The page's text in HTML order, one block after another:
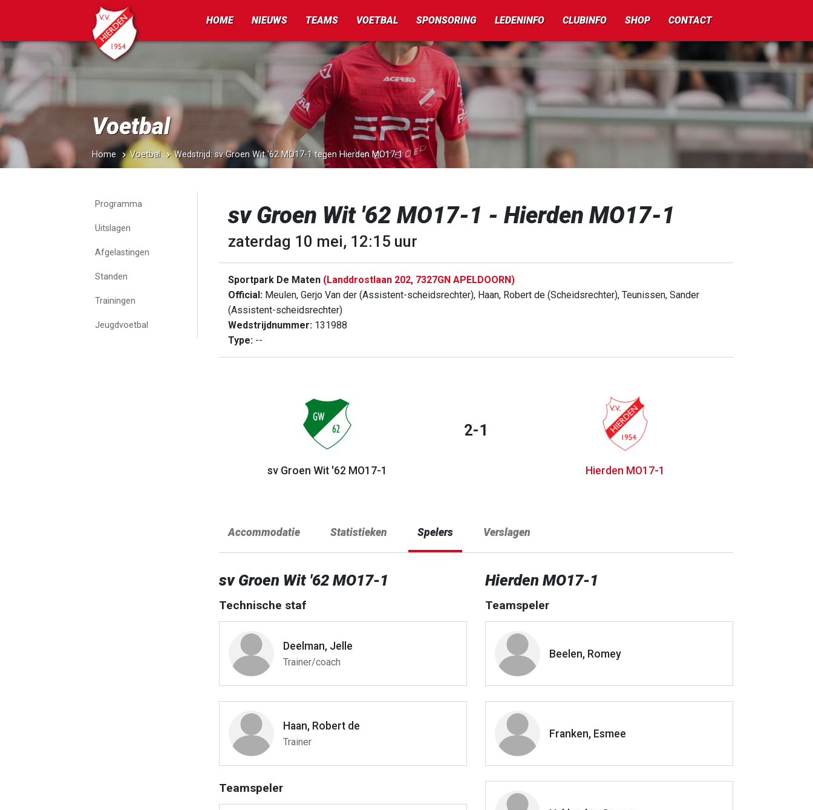
HOME NIEUWS TEAMS VOETBAL SPONSORING LEDENINFO CLUBINFO SHOP CONTACT
Voetbal
Home Voetbal Wedstrijd: sv Groen Wit '62 MO17-1 tegen Hierden MO17-1
Programma
Uitslagen
Afgelastingen
Standen
Trainingen
Jeugdvoetbal
sv Groen Wit '62 MO17-1 - Hierden MO17-1
zaterdag 10 mei, 12:15 uur
Sportpark De Maten (Landdrostlaan 202, 7327GN APELDOORN)
Official: Meulen, Gerjo Van der (Assistent-scheidsrechter), Haan, Robert de (Scheidsrechter), Teunissen, Sander
(Assistent-scheidsrechter)
Wedstrijdnummer: 131988
Type: --
sv Groen Wit '62 MO17-1
2-1
Hierden MO17-1
Accommodatie Statistieken Spelers Verslagen
sv Groen Wit '62 MO17-1
Technische staf
Deelman, Jelle
Trainer/coach
Haan, Robert de
Trainer
Teamspeler
Hierden MO17-1
Teamspeler
Beelen, Romey
Franken, Esmee